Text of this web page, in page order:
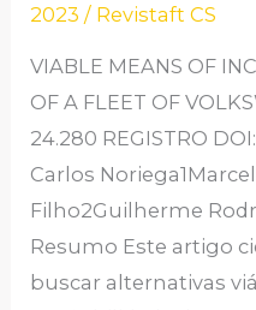
2023 / Revistaft CS
VIABLE MEANS OF
OF A FLEET OF
24.280 REGISTRO
Carlos
Filho2Guilherme
Resumo Este artigo
buscar alternativas
FROTA
DE
CAMINHÕES
VOLKSWAGEN
MODELO
24.280